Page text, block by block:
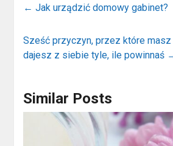
← Jak urządzić domowy gabinet?
Sześć przyczyn, przez które masz
dajesz z siebie tyle, ile powinnaś
Similar Posts